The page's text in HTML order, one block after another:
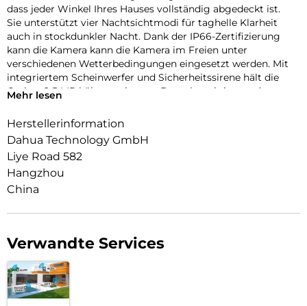
dass jeder Winkel Ihres Hauses vollständig abgedeckt ist.
Sie unterstützt vier Nachtsichtmodi für taghelle Klarheit
auch in stockdunkler Nacht. Dank der IP66-Zertifizierung
kann die Kamera kann die Kamera im Freien unter
verschiedenen Wetterbedingungen eingesetzt werden. Mit
integriertem Scheinwerfer und Sicherheitssirene hält die
Cruiser 2 5 MP hält ungebetene Besucher aktiv von dem
Mehr lesen
Herstellerinformation
Dahua Technology GmbH
Liye Road 582
Hangzhou
China
Verwandte Services